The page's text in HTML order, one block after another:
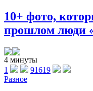
10+ фото,
прошлом люди
4 минуты
1
91619
Разное